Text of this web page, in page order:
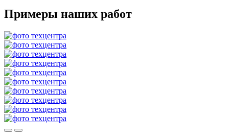
Примеры наших работ